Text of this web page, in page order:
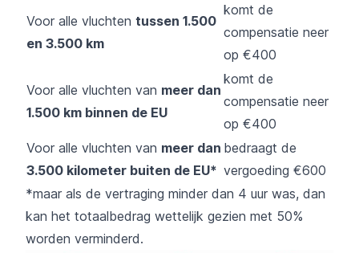
Voor alle vluchten tussen 1.500
en 3.500 km
komt de
compensatie neer
op €400
Voor alle vluchten van meer dan
1.500 km binnen de EU
komt de
compensatie neer
op €400
Voor alle vluchten van meer dan
3.500 kilometer buiten de EU*
bedraagt de
vergoeding €600
*maar als de vertraging minder dan 4 uur was, dan
kan het totaalbedrag wettelijk gezien met 50%
worden verminderd.